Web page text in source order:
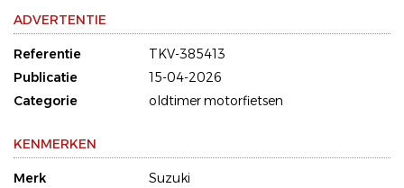
ADVERTENTIE
Referentie
TKV-385413
Publicatie
15-04-2026
Categorie
oldtimer motorfietsen
KENMERKEN
Merk
Suzuki